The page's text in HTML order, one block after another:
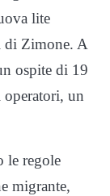
lite
di Zimone. A
ospite di 19
un
le regole
migrante,